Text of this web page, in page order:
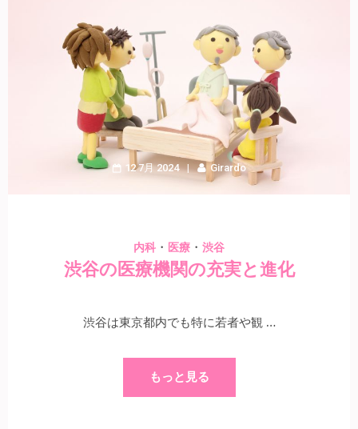
12 7月 2024 Girardo
内科 ・ 医療 ・ 渋谷
渋谷の医療機関の充実と進化
渋谷は東京都内でも特に若者や観 …
もっと見る